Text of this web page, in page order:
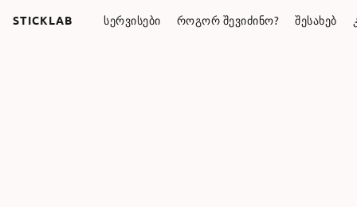
STICKLAB ᲡᲔᲠᲕᲘᲡᲔᲑᲘ ᲠᲝᲒᲝᲠ ᲨᲔᲕᲘᲫᲘᲜᲝ? ᲨᲔᲡᲐᲮᲔᲑ